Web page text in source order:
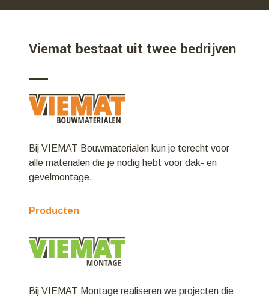
Viemat bestaat uit twee bedrijven
Bij VIEMAT Bouwmaterialen kun je terecht voor
alle materialen die je nodig hebt voor dak- en
gevelmontage.
Producten
Bij VIEMAT Montage realiseren we projecten die